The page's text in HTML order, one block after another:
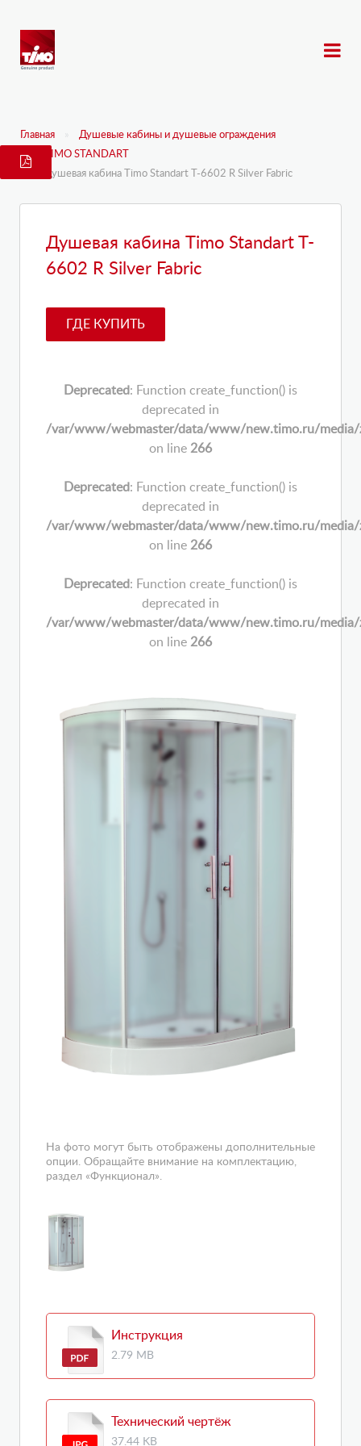
Главная
Душевые кабины и душевые ограждения
TIMO STANDART
Душевая кабина Timo Standart T-6602 R Silver Fabric
Душевая кабина Timo Standart T-
6602 R Silver Fabric
ГДЕ КУПИТЬ
Deprecated: Function create_function() is
deprecated in
/var/www/webmaster/data/www/new.timo.ru/media/
on line 266
Deprecated: Function create_function() is
deprecated in
/var/www/webmaster/data/www/new.timo.ru/media/
on line 266
Deprecated: Function create_function() is
deprecated in
/var/www/webmaster/data/www/new.timo.ru/media/
on line 266
На фото могут быть отображены дополнительные
опции. Обращайте внимание на комплектацию,
раздел «Функционал».
Инструкция
2.79 MB
Технический чертёж
37.44 KB